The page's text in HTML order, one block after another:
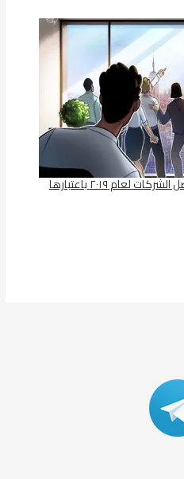
كوين بيز على قائمة لينكد إن لأفضل الشركات لعام ٢٠١٩ باعتبارها